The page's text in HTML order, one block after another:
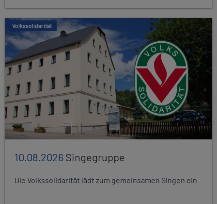
Volkssolidarität
10.08.2026Singegruppe
Die Volkssolidarität lädt zum gemeinsamen Singen ein